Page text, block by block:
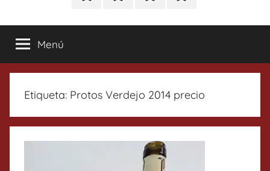
Tonics Gastronomía
Menú
Etiqueta: Protos Verdejo 2014 precio